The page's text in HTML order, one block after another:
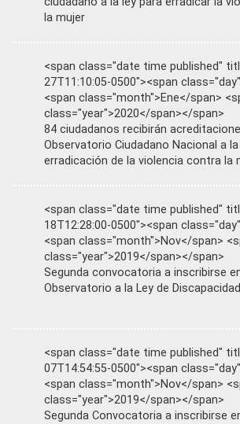
la mujer
<span class="date time published"
27T11:10:05-0500"><span
<span class="month">Ene</span>
class="year">2020</span></span>
84 ciudadanos recibirán
Observatorio Ciudadano Nacional a la
erradicación de la violencia contra la
<span class="date time published"
18T12:28:00-0500"><span
<span class="month">Nov</span>
class="year">2019</span></span>
Segunda convocatoria a inscribirse
Observatorio a la Ley de Discapacidad
<span class="date time published"
07T14:54:55-0500"><span
<span class="month">Nov</span>
class="year">2019</span></span>
Segunda Convocatoria a inscribirse